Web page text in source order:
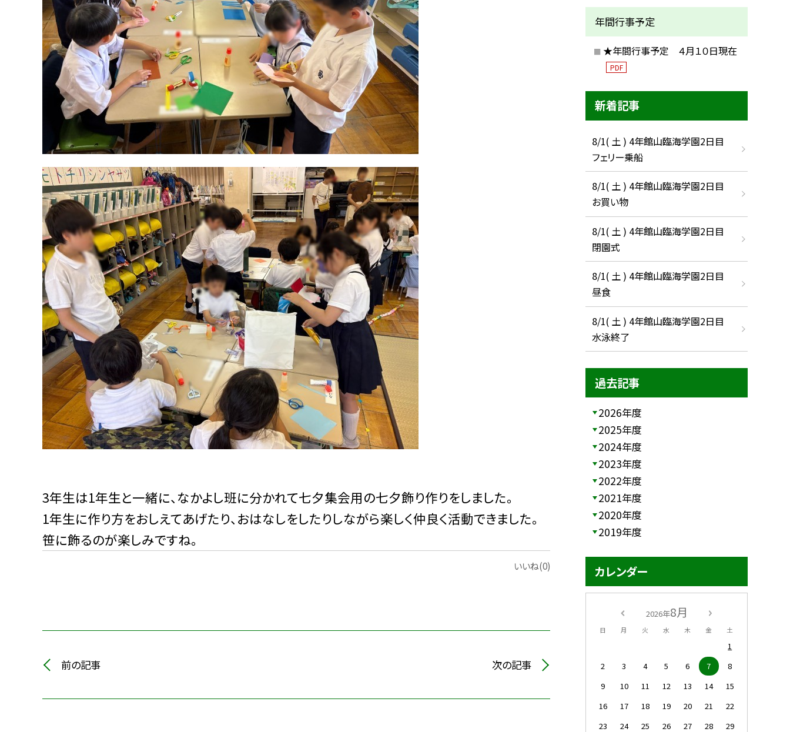
3年生は1年生と一緒に、なかよし班に分かれて七夕集会用の七夕飾り作りをしました。
1年生に作り方をおしえてあげたり、おはなしをしたりしながら楽しく仲良く活動できました。
笹に飾るのが楽しみですね。
いいね(0)
前の記事 次の記事
年間行事予定
★年間行事予定 ４月１０日現在
PDF
新着記事
8/1( 土 ) 4年館山臨海学園2日目
フェリー乗船
8/1( 土 ) 4年館山臨海学園2日目
お買い物
8/1( 土 ) 4年館山臨海学園2日目
閉園式
8/1( 土 ) 4年館山臨海学園2日目
昼食
8/1( 土 ) 4年館山臨海学園2日目
水泳終了
過去記事
2026年度
2025年度
2024年度
2023年度
2022年度
2021年度
2020年度
2019年度
カレンダー
2026年8月
日 月 火 水 木 金 土
1
2
3 4 5 6 7
8
9
10 11 12 13 14
15
16
17 18 19 20 21
22
23
24 25 26 27 28
29